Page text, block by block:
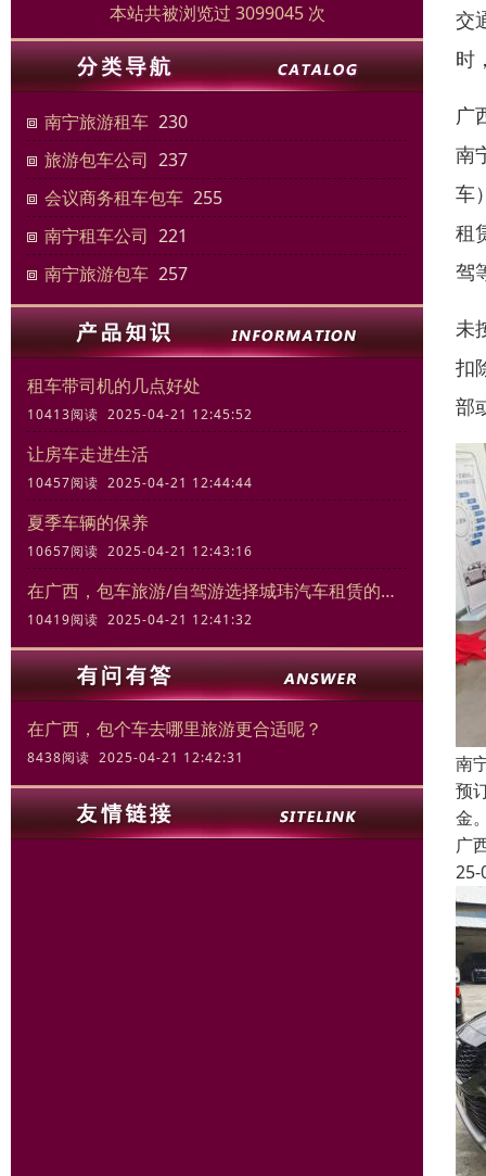
本站共被浏览过 3099045 次
南宁旅游租车 230
旅游包车公司 237
会议商务租车包车 255
南宁租车公司 221
南宁旅游包车 257
租车带司机的几点好处
10413阅读 2025-04-21 12:45:52
让房车走进生活
10457阅读 2025-04-21 12:44:44
夏季车辆的保养
10657阅读 2025-04-21 12:43:16
在广西，包车旅游/自驾游选择城玮汽车租赁的三大理由
10419阅读 2025-04-21 12:41:32
在广西，包个车去哪里旅游更合适呢？
8438阅读 2025-04-21 12:42:31
交
时
广
南
车
租
驾
未
扣
部
南
预
金
广
25-